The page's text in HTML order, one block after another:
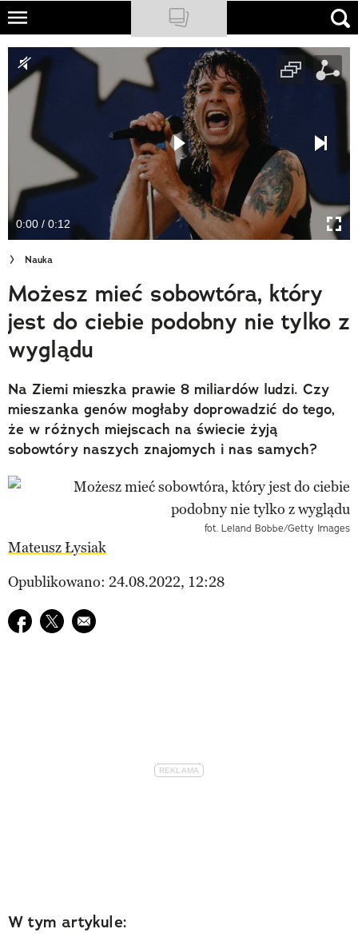
Skip
main
content
NATIONAL GEOGRAPHIC
TRAVELER
PODCASTY
Newsletter
Cuda Polski
Wielki Konkurs Fotograficzny
Trendbook Podróżniczy
Polecane
0:00 / 0:12
Nauka
Możesz mieć sobowtóra, który
jest do ciebie podobny nie tylko z
wyglądu
Na Ziemi mieszka prawie 8 miliardów ludzi. Czy
mieszanka genów mogłaby doprowadzić do tego,
że w różnych miejscach na świecie żyją
sobowtóry naszych znajomych i nas samych?
fot. Leland Bobbe/Getty Images
Mateusz Łysiak
Opublikowano: 24.08.2022, 12:28
Udostępnij na facebook
Udostępnij na twitter
E-mail do przyjaciela
W tym artykule: